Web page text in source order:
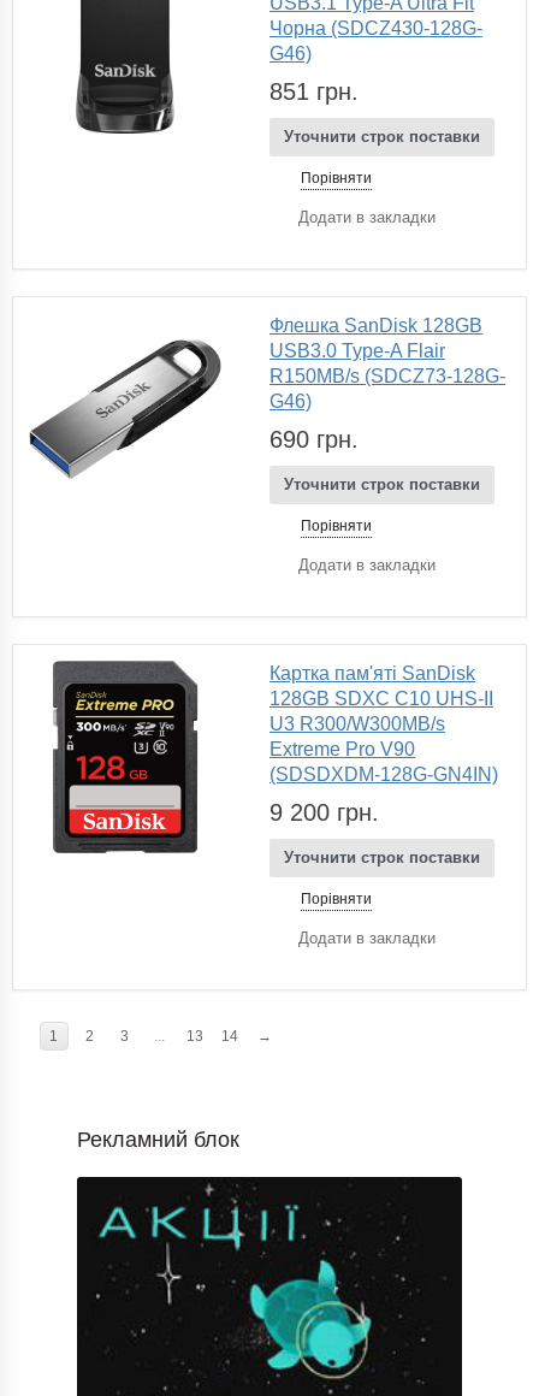
Чорна (SDCZ430-128G-
G46)
851 грн.
Уточнити строк поставки
Порівняти
Додати в закладки
Флешка SanDisk 128GB
USB3.0 Type-A Flair
R150MB/s (SDCZ73-128G-
G46)
690 грн.
Уточнити строк поставки
Порівняти
Додати в закладки
Картка пам'яті SanDisk
128GB SDXC C10 UHS-II
U3 R300/W300MB/s
Extreme Pro V90
(SDSDXDM-128G-GN4IN)
9 200 грн.
Уточнити строк поставки
Порівняти
Додати в закладки
1 2 3 13 14 →
Рекламний блок